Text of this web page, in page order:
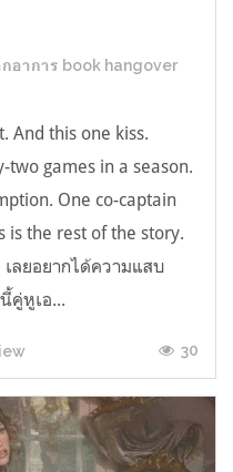
อาการ book hangover
And this one kiss.
two games in a season.
One co-captain
is the rest of the story.
ลยอยากได้ความแสบ
คู่หูเอ...
30